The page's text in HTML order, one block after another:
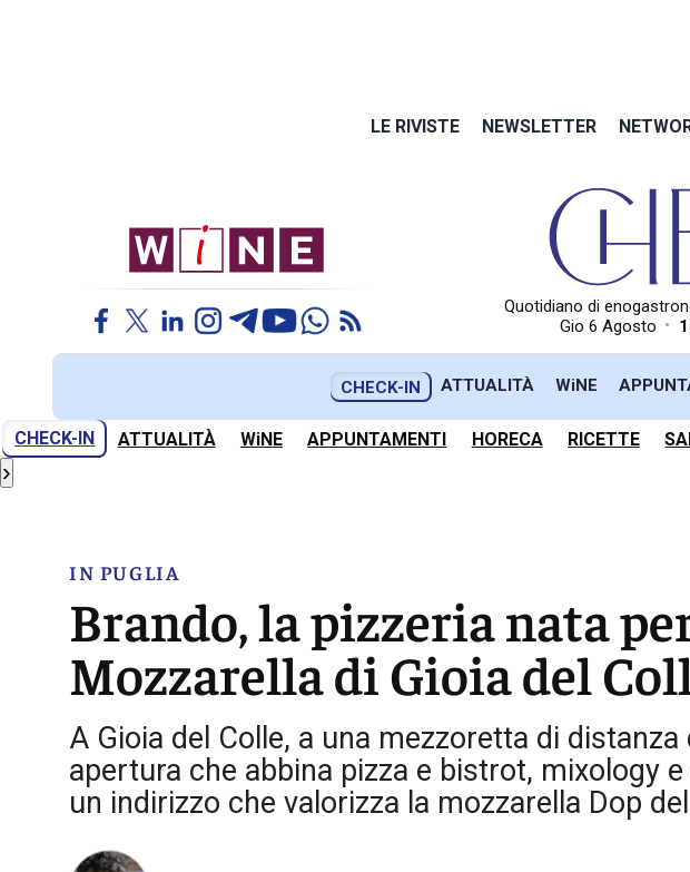
LE RIVISTE NEWSLETTER
Quotidiano di
Gio 6 Agosto •
CHECK-IN ATTUALITÀ WiNE
CHECK-IN ATTUALITÀ WiNE APPUNTAMENTI HORECA RICETTE
›
IN PUGLIA
Brando, la pizzeria nata
Mozzarella di Gioia del
A Gioia del Colle, a una mezzoretta di
apertura che abbina pizza e bistrot, mixology
un indirizzo che valorizza la mozzarella Dop